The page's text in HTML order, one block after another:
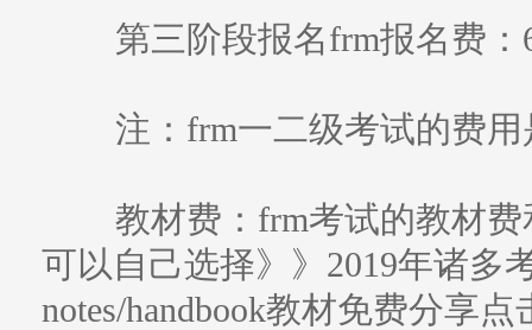
第三阶段报名frm报名费：
注：frm一二级考试的费用
教材费：frm考试的教材费
可以自己选择》》2019年诸多
notes/handbook教材免费分享点